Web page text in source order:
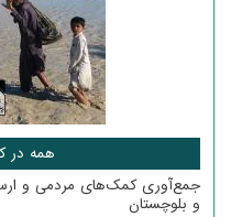
همه در
جمع‌آوری کمک‌های مردمی و
و بلوچستان